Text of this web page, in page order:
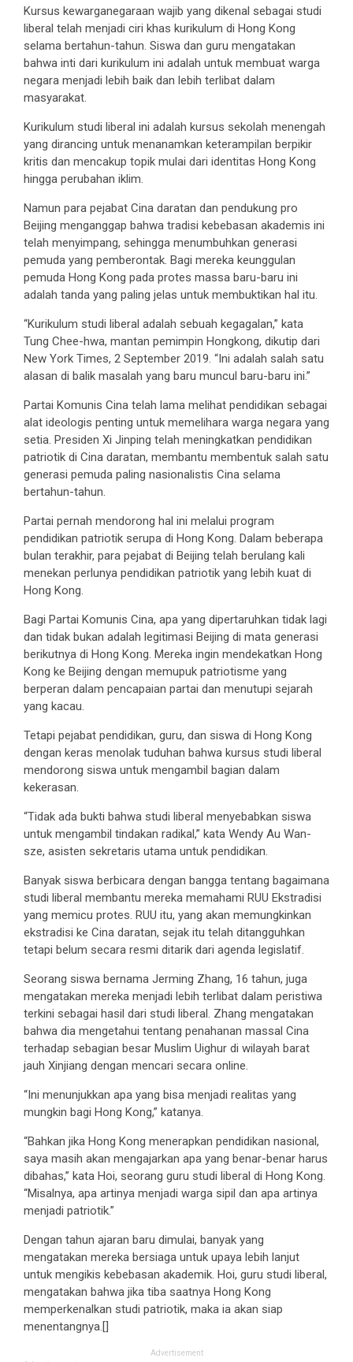
Kursus kewarganegaraan wajib yang dikenal sebagai studi
liberal telah menjadi ciri khas kurikulum di Hong Kong
selama bertahun-tahun. Siswa dan guru mengatakan
bahwa inti dari kurikulum ini adalah untuk membuat warga
negara menjadi lebih baik dan lebih terlibat dalam
masyarakat.
Kurikulum studi liberal ini adalah kursus sekolah menengah
yang dirancing untuk menanamkan keterampilan berpikir
kritis dan mencakup topik mulai dari identitas Hong Kong
hingga perubahan iklim.
Namun para pejabat Cina daratan dan pendukung pro
Beijing menganggap bahwa tradisi kebebasan akademis ini
telah menyimpang, sehingga menumbuhkan generasi
pemuda yang pemberontak. Bagi mereka keunggulan
pemuda Hong Kong pada protes massa baru-baru ini
adalah tanda yang paling jelas untuk membuktikan hal itu.
“Kurikulum studi liberal adalah sebuah kegagalan,” kata
Tung Chee-hwa, mantan pemimpin Hongkong, dikutip dari
New York Times, 2 September 2019. “Ini adalah salah satu
alasan di balik masalah yang baru muncul baru-baru ini.”
Partai Komunis Cina telah lama melihat pendidikan sebagai
alat ideologis penting untuk memelihara warga negara yang
setia. Presiden Xi Jinping telah meningkatkan pendidikan
patriotik di Cina daratan, membantu membentuk salah satu
generasi pemuda paling nasionalistis Cina selama
bertahun-tahun.
Partai pernah mendorong hal ini melalui program
pendidikan patriotik serupa di Hong Kong. Dalam beberapa
bulan terakhir, para pejabat di Beijing telah berulang kali
menekan perlunya pendidikan patriotik yang lebih kuat di
Hong Kong.
Bagi Partai Komunis Cina, apa yang dipertaruhkan tidak lagi
dan tidak bukan adalah legitimasi Beijing di mata generasi
berikutnya di Hong Kong. Mereka ingin mendekatkan Hong
Kong ke Beijing dengan memupuk patriotisme yang
berperan dalam pencapaian partai dan menutupi sejarah
yang kacau.
Tetapi pejabat pendidikan, guru, dan siswa di Hong Kong
dengan keras menolak tuduhan bahwa kursus studi liberal
mendorong siswa untuk mengambil bagian dalam
kekerasan.
“Tidak ada bukti bahwa studi liberal menyebabkan siswa
untuk mengambil tindakan radikal,” kata Wendy Au Wan-
sze, asisten sekretaris utama untuk pendidikan.
Banyak siswa berbicara dengan bangga tentang bagaimana
studi liberal membantu mereka memahami RUU Ekstradisi
yang memicu protes. RUU itu, yang akan memungkinkan
ekstradisi ke Cina daratan, sejak itu telah ditangguhkan
tetapi belum secara resmi ditarik dari agenda legislatif.
Seorang siswa bernama Jerming Zhang, 16 tahun, juga
mengatakan mereka menjadi lebih terlibat dalam peristiwa
terkini sebagai hasil dari studi liberal. Zhang mengatakan
bahwa dia mengetahui tentang penahanan massal Cina
terhadap sebagian besar Muslim Uighur di wilayah barat
jauh Xinjiang dengan mencari secara online.
“Ini menunjukkan apa yang bisa menjadi realitas yang
mungkin bagi Hong Kong,” katanya.
“Bahkan jika Hong Kong menerapkan pendidikan nasional,
saya masih akan mengajarkan apa yang benar-benar harus
dibahas,” kata Hoi, seorang guru studi liberal di Hong Kong.
“Misalnya, apa artinya menjadi warga sipil dan apa artinya
menjadi patriotik.”
Dengan tahun ajaran baru dimulai, banyak yang
mengatakan mereka bersiaga untuk upaya lebih lanjut
untuk mengikis kebebasan akademik. Hoi, guru studi liberal,
mengatakan bahwa jika tiba saatnya Hong Kong
memperkenalkan studi patriotik, maka ia akan siap
menentangnya.[]
Advertisement